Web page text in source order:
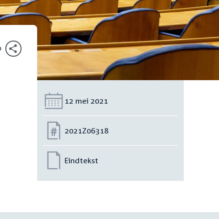
Datum:
12 mei 2021
Nummer:
2021Z06318
Eindtekst